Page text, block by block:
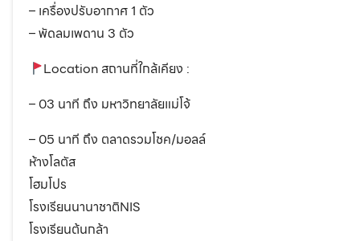
– เครื่องปรับอากาศ 1 ตัว
– พัดลมเพดาน 3 ตัว
Location สถานที่ใกล้เคียง :
– 03 นาที ถึง มหาวิทยาลัยแม่โจ้
– 05 นาที ถึง ตลาดรวมโชค/มอลล์
ห้างโลตัส
โฮมโปร
โรงเรียนนานาชาติNIS
โรงเรียนต้นกล้า